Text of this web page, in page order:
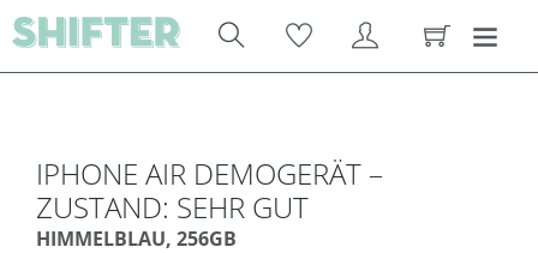
IPHONE AIR DEMOGERÄT –
ZUSTAND: SEHR GUT
HIMMELBLAU, 256GB